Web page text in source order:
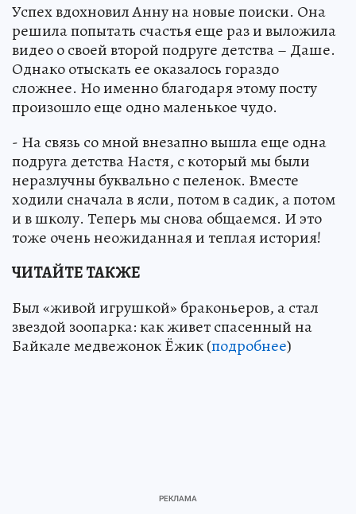
Успех вдохновил Анну на новые поиски. Она
решила попытать счастья еще раз и выложила
видео о своей второй подруге детства – Даше.
Однако отыскать ее оказалось гораздо
сложнее. Но именно благодаря этому посту
произошло еще одно маленькое чудо.
- На связь со мной внезапно вышла еще одна
подруга детства Настя, с который мы были
неразлучны буквально с пеленок. Вместе
ходили сначала в ясли, потом в садик, а потом
и в школу. Теперь мы снова общаемся. И это
тоже очень неожиданная и теплая история!
ЧИТАЙТЕ ТАКЖЕ
Был «живой игрушкой» браконьеров, а стал
звездой зоопарка: как живет спасенный на
Байкале медвежонок Ёжик (подробнее)